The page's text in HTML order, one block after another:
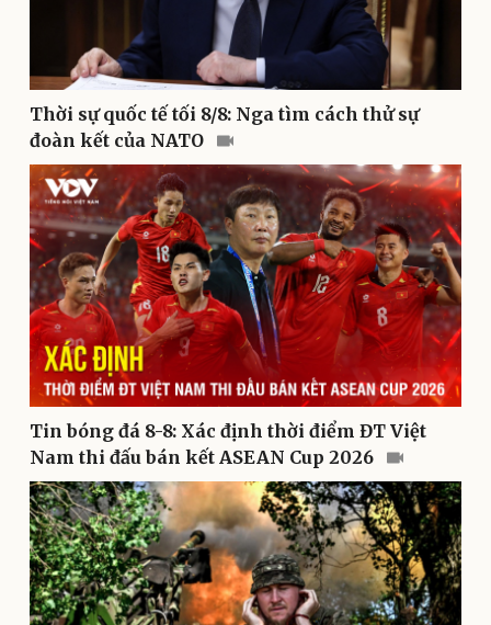
Làm đẹp - giảm cân
Phòng mạch online
Ăn sạch sống khỏe
Văn hóa
Sân khấu - Điện ảnh
Văn học
Âm nhạc
Di sản
Giải trí
Nghệ sĩ
Thời trang
Sao Việt
Thời sự quốc tế tối 8/8: Nga tìm cách thử sự
đoàn kết của NATO
Tin bóng đá 8-8: Xác định thời điểm ĐT Việt
Nam thi đấu bán kết ASEAN Cup 2026